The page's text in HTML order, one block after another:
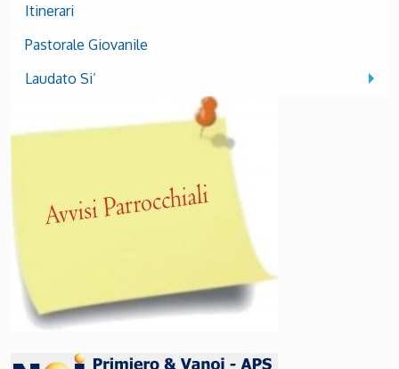
Itinerari
Pastorale Giovanile
Laudato Si’